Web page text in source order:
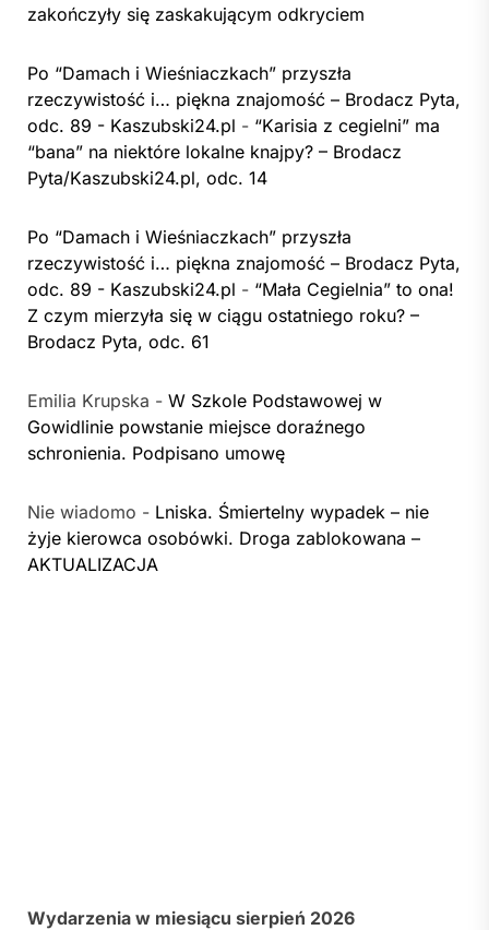
zakończyły się zaskakującym odkryciem
Po “Damach i Wieśniaczkach” przyszła
rzeczywistość i… piękna znajomość – Brodacz Pyta,
odc. 89 - Kaszubski24.pl - “Karisia z cegielni” ma
“bana” na niektóre lokalne knajpy? – Brodacz
Pyta/Kaszubski24.pl, odc. 14
Po “Damach i Wieśniaczkach” przyszła
rzeczywistość i… piękna znajomość – Brodacz Pyta,
odc. 89 - Kaszubski24.pl - “Mała Cegielnia” to ona!
Z czym mierzyła się w ciągu ostatniego roku? –
Brodacz Pyta, odc. 61
Emilia Krupska - W Szkole Podstawowej w
Gowidlinie powstanie miejsce doraźnego
schronienia. Podpisano umowę
Nie wiadomo - Lniska. Śmiertelny wypadek – nie
żyje kierowca osobówki. Droga zablokowana –
AKTUALIZACJA
Wydarzenia w miesiącu sierpień 2026